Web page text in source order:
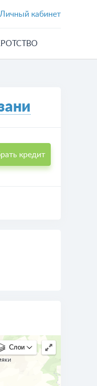
Личный кабинет
кредит
Слои